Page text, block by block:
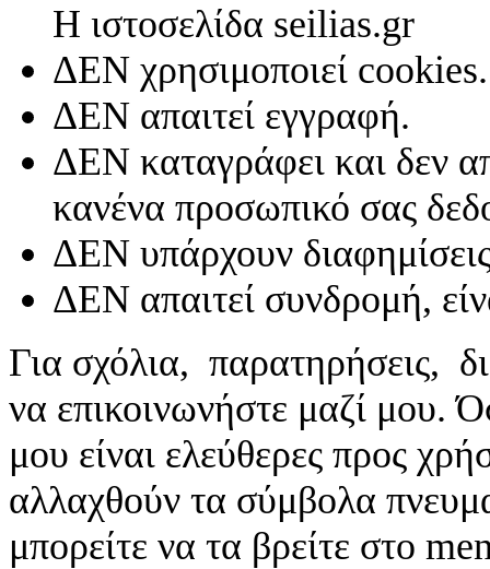
Η ιστοσελίδα seilias.gr
ΔΕΝ χρησιμοποιεί cookies.
ΔΕΝ απαιτεί εγγραφή.
ΔΕΝ καταγράφει και δεν
κανένα προσωπικό σας
ΔΕΝ υπάρχουν
ΔΕΝ απαιτεί συνδρομή,
Για σχόλια, παρατηρήσεις,
να επικοινωνήστε μαζί μου.
μου είναι ελεύθερες προς
αλλαχθούν τα σύμβολα
μπορείτε να τα βρείτε στο